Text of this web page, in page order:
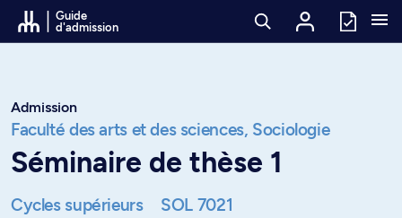
Passer au contenu
Guide
d'admission
Admission
Faculté des arts et des sciences, Sociologie
Séminaire de thèse 1
Cycles supérieurs SOL 7021